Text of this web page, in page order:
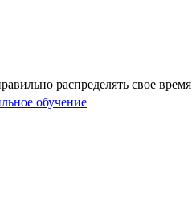
распределять свое время
обучение